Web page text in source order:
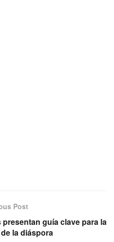
Post
guía clave para la
la diáspora